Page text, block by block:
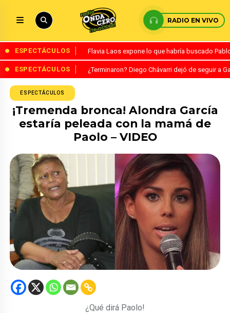
RADIO EN VIVO
ESPECTÁCULOS Flavia Laos expone lo que habría buscado
ESPECTÁCULOS ¿Terminaron? Diego Chávarri dejó de seguir a
ESPECTÁCULOS
¡Tremenda bronca! Alondra García
estaría peleada con la mamá de
Paolo – VIDEO
¿Qué dirá Paolo!